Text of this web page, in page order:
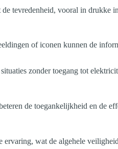
tevredenheid, vooral in drukke
of iconen kunnen de
zonder toegang tot
de toegankelijkheid en de
ervaring, wat de algehele